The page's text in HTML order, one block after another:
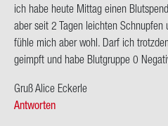
ich habe heute Mit­tag einen
aber seit 2 Tagen leich­ten
fühle mich aber wohl. Darf ich
ge­impft und habe Blut­grup­pe 0
Gruß Alice Ecker­le
Antworten